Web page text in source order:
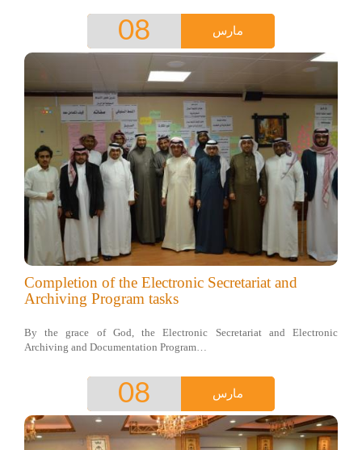
مارس 08
Completion of the Electronic Secretariat and
Archiving Program tasks
By the grace of God, the Electronic Secretariat and Electronic
Archiving and Documentation Program…
مارس 08